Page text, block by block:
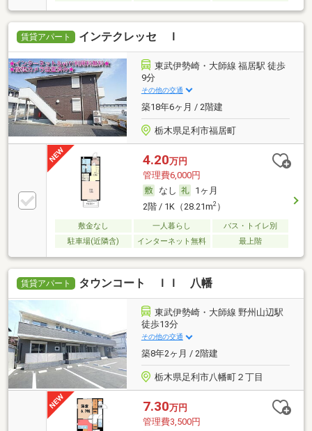
賃貸アパート インテクレッセ Ｉ
東武伊勢崎・大師線 福居駅 徒歩
9分
その他の交通
築18年6ヶ月 / 2階建
栃木県足利市福居町
4.20万円
管理費6,000円
なし
1ヶ月
2階 / 1K（28.21m2）
敷金なし 一人暮らし
バス・トイレ別
駐車場(近隣含)
インターネット無料 最上階
賃貸アパート タウンコート ＩＩ 八幡
東武伊勢崎・大師線 野州山辺駅
徒歩13分
その他の交通
築8年2ヶ月 / 2階建
栃木県足利市八幡町２丁目
7.30万円
管理費3,500円